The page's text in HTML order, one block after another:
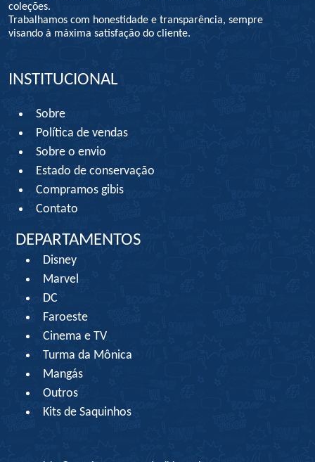
coleções.
Trabalhamos com honestidade e transparência, sempre
visando à máxima satisfação do cliente.
INSTITUCIONAL
Sobre
Política de vendas
Sobre o envio
Estado de conservação
Compramos gibis
Contato
DEPARTAMENTOS
Disney
Marvel
DC
Faroeste
Cinema e TV
Turma da Mônica
Mangás
Outros
Kits de Saquinhos